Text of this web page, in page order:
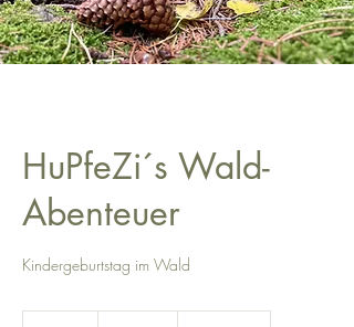
HuPfeZi´s Wald-
Abenteuer
Kindergeburtstag im Wald